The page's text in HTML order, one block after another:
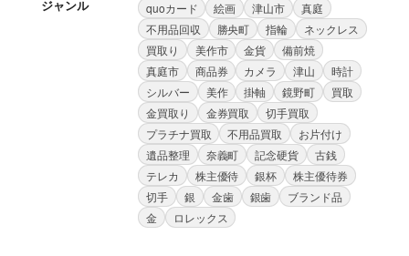
ジャンル quoカード 絵画 津山市
真庭
不用品回収
勝央町 指輪
ネックレス
買取り
美作市 金貨
備前焼
真庭市
商品券 カメラ 津山
時計
シルバー
美作 掛軸 鏡野町
買取
金買取り
金券買取
切手買取
プラチナ買取
不用品買取
お片付け
遺品整理
奈義町 記念硬貨
古銭
テレカ
株主優待 銀杯
株主優待券
切手
銀 金歯 銀歯
ブランド品
金
ロレックス